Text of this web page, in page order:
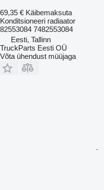
69,35 € Käibemaksuta
Konditsioneeri radiaator
82553084 7482553084
Eesti, Tallinn
TruckParts Eesti OÜ
Võta ühendust müüjaga